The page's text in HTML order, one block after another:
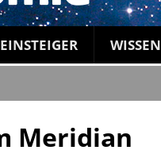
EINSTEIGER WISSEN
Meridian